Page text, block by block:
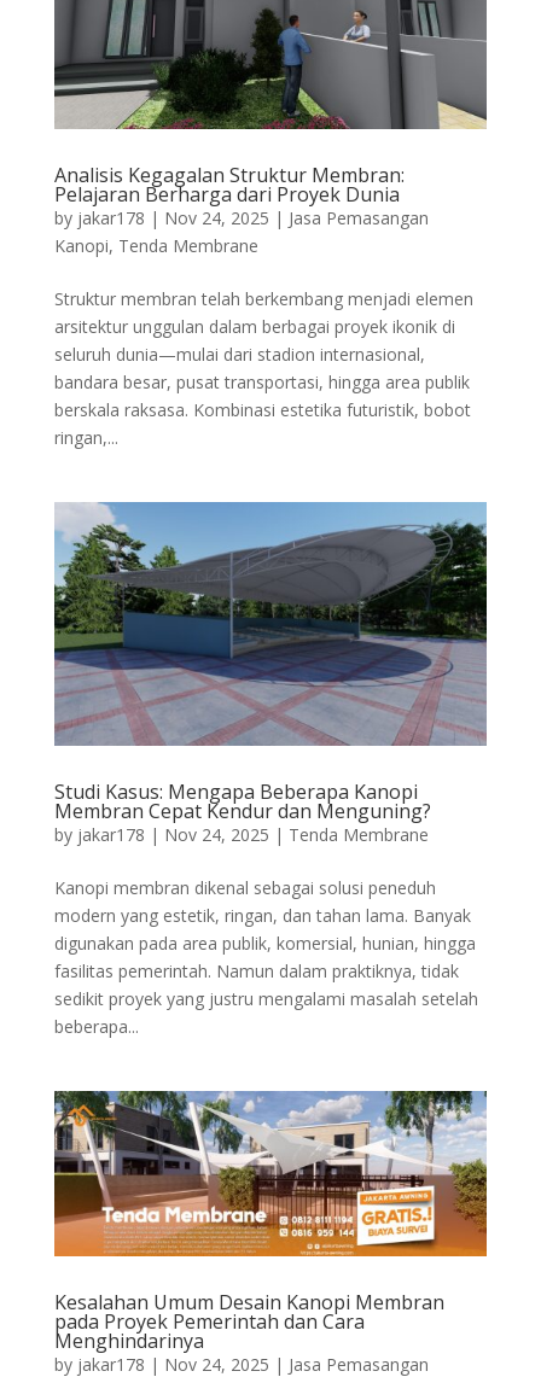
Analisis Kegagalan Struktur Membran:
Pelajaran Berharga dari Proyek Dunia
by jakar178 | Nov 24, 2025 | Jasa Pemasangan
Kanopi, Tenda Membrane
Struktur membran telah berkembang menjadi elemen
arsitektur unggulan dalam berbagai proyek ikonik di
seluruh dunia—mulai dari stadion internasional,
bandara besar, pusat transportasi, hingga area publik
berskala raksasa. Kombinasi estetika futuristik, bobot
ringan,...
Studi Kasus: Mengapa Beberapa Kanopi
Membran Cepat Kendur dan Menguning?
by jakar178 | Nov 24, 2025 | Tenda Membrane
Kanopi membran dikenal sebagai solusi peneduh
modern yang estetik, ringan, dan tahan lama. Banyak
digunakan pada area publik, komersial, hunian, hingga
fasilitas pemerintah. Namun dalam praktiknya, tidak
sedikit proyek yang justru mengalami masalah setelah
beberapa...
Kesalahan Umum Desain Kanopi Membran
pada Proyek Pemerintah dan Cara
Menghindarinya
by jakar178 | Nov 24, 2025 | Jasa Pemasangan